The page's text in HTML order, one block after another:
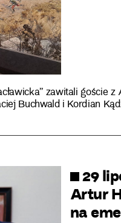
zawitali goście
Buchwald i Kordian
29
Artur
na